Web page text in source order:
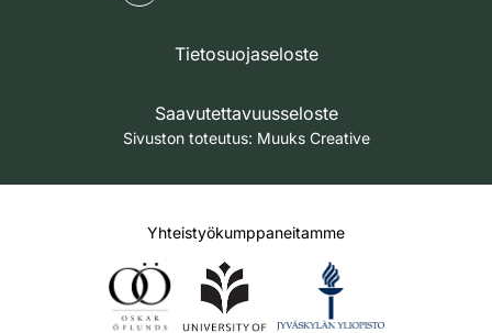
Tietosuojaseloste
Saavutettavuusseloste
Sivuston toteutus: Muuks Creative
Yhteistyökumppaneitamme